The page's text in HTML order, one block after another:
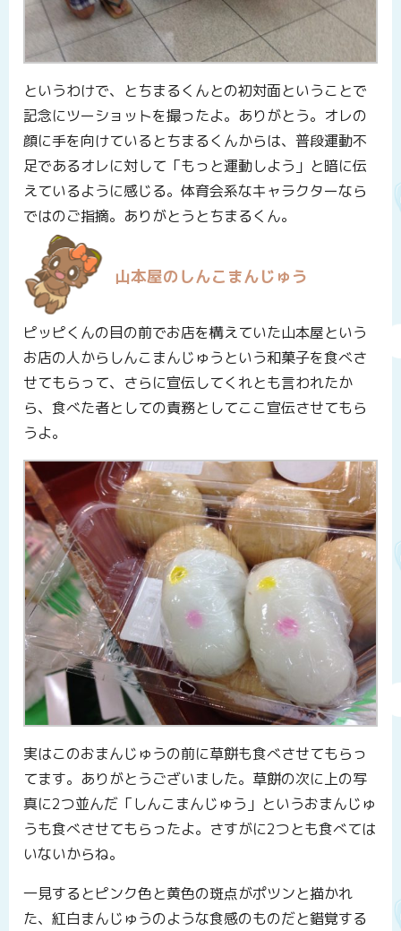
というわけで、とちまるくんとの初対面ということで
記念にツーショットを撮ったよ。ありがとう。オレの
顔に手を向けているとちまるくんからは、普段運動不
足であるオレに対して「もっと運動しよう」と暗に伝
えているように感じる。体育会系なキャラクターなら
ではのご指摘。ありがとうとちまるくん。
山本屋のしんこまんじゅう
ピッピくんの目の前でお店を構えていた山本屋という
お店の人からしんこまんじゅうという和菓子を食べさ
せてもらって、さらに宣伝してくれとも言われたか
ら、食べた者としての責務としてここ宣伝させてもら
うよ。
実はこのおまんじゅうの前に草餅も食べさせてもらっ
てます。ありがとうございました。草餅の次に上の写
真に2つ並んだ「しんこまんじゅう」というおまんじゅ
うも食べさせてもらったよ。さすがに2つとも食べては
いないからね。
一見するとピンク色と黄色の斑点がポツンと描かれ
た、紅白まんじゅうのような食感のものだと錯覚する